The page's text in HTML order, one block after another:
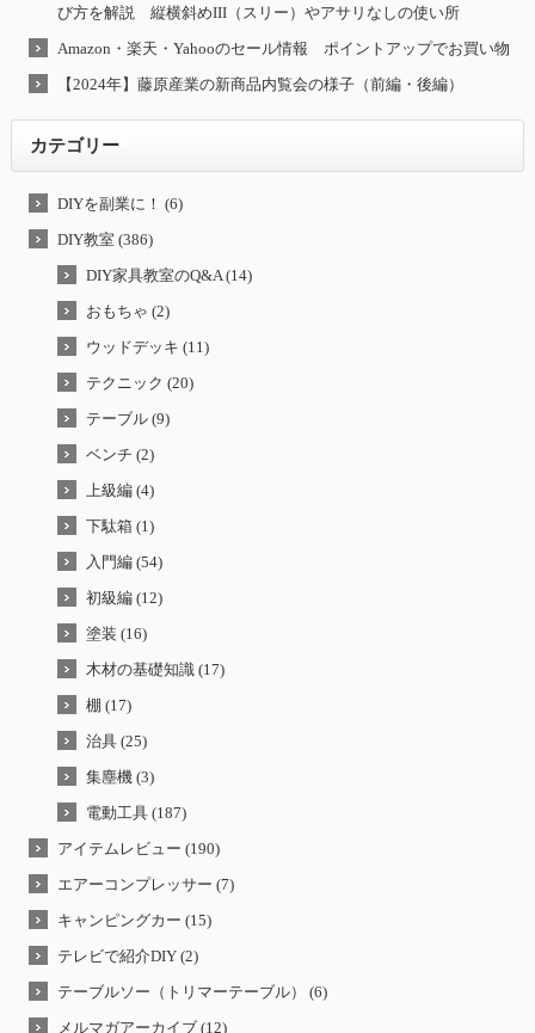
び方を解説 縦横斜めIII（スリー）やアサリなしの使い所
Amazon・楽天・Yahooのセール情報 ポイントアップでお買い物
【2024年】藤原産業の新商品内覧会の様子（前編・後編）
カテゴリー
DIYを副業に！ (6)
DIY教室 (386)
DIY家具教室のQ&A (14)
おもちゃ (2)
ウッドデッキ (11)
テクニック (20)
テーブル (9)
ベンチ (2)
上級編 (4)
下駄箱 (1)
入門編 (54)
初級編 (12)
塗装 (16)
木材の基礎知識 (17)
棚 (17)
治具 (25)
集塵機 (3)
電動工具 (187)
アイテムレビュー (190)
エアーコンプレッサー (7)
キャンピングカー (15)
テレビで紹介DIY (2)
テーブルソー（トリマーテーブル） (6)
メルマガアーカイブ (12)